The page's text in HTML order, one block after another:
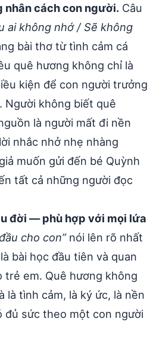
nhân cách con người. Câu
ai không nhớ / Sẽ không
bài thơ từ tình cảm cá
quê hương không chỉ là
kiện để con người trưởng
Người không biết quê
là người mất đi nền
nhắc nhở nhẹ nhàng
muốn gửi đến bé Quỳnh
tất cả những người đọc
đời — phù hợp với mọi lứa
cho con”nói lên rõ nhất
bài học đầu tiên và quan
em. Quê hương không
là tình cảm, là ký ức, là nền
đủ sức theo một con người